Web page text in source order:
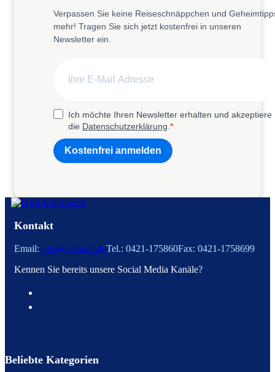
Verpassen Sie keine Reiseschnäppchen und
mehr! Tragen Sie sich jetzt kostenfrei in unseren
Newsletter ein.
Ich möchte Ihren Newsletter erhalten und akzeptiere
die Datenschutzerklärung
Kostenfrei anmelden
Kontakt
Email: info@u-und-r.deTel.: 0421-175860Fax: 0421-1758699
Kennen Sie bereits unsere Social Media Kanäle?
Beliebte Kategorien